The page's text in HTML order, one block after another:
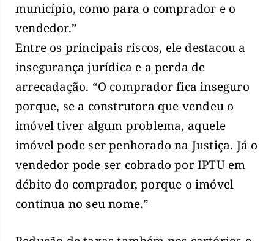
município, como para o comprador e o
vendedor.”
Entre os principais riscos, ele destacou a
insegurança jurídica e a perda de
arrecadação. “O comprador fica inseguro
porque, se a construtora que vendeu o
imóvel tiver algum problema, aquele
imóvel pode ser penhorado na Justiça. Já o
vendedor pode ser cobrado por IPTU em
débito do comprador, porque o imóvel
continua no seu nome.”